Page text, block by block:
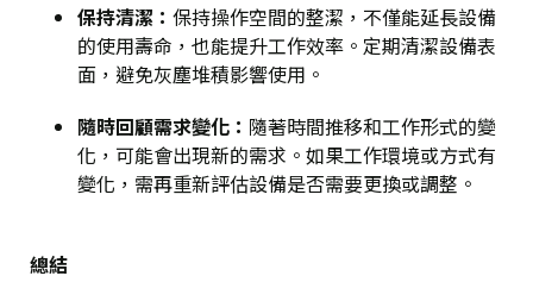
保持清潔 ： 保持操作空間的整潔，不僅能延長設備
的使用壽命，也能提升工作效率。定期清潔設備表
面，避免灰塵堆積影響使用。
隨時回顧需求變化 ： 隨著時間推移和工作形式的變
化，可能會出現新的需求。如果工作環境或方式有
變化，需再重新評估設備是否需要更換或調整。
總結